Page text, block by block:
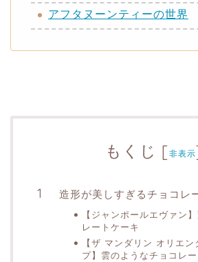
アフタヌーンティーの世界
もくじ [非表示
造形が美しすぎるチョコレ
【ジャンポールエヴァン
レートケーキ
【ザ マンダリン オリエ
プ】雲のようなチョコレ